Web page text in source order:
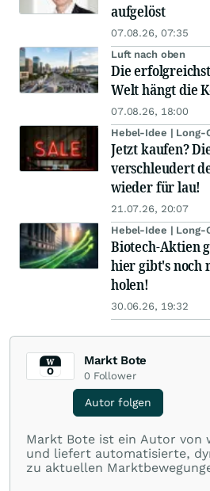
aufgelöst
07.08.26, 07:35
Luft nach oben
Die
Welt hängt die
07.08.26, 18:00
Hebel-Idee | Long-
Jetzt kaufen?
verschleudert
wieder für lau!
21.07.26, 20:07
Hebel-Idee | Long-
Biotech-Aktien
hier gibt's noch
holen!
30.06.26, 19:32
Markt Bote
0 Follower
Autor folgen
Markt Bote ist ein Autor von
und liefert automatisierte,
zu aktuellen
stehen Tops und Flops,